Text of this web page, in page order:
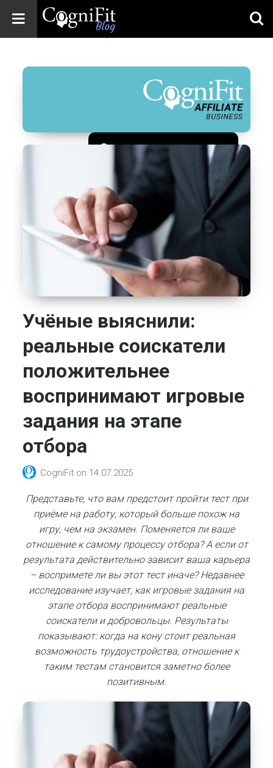
Blog: Brain
Wellness
Зарегистрироваться
Учёные выяснили:
реальные соискатели
положительнее
воспринимают игровые
задания на этапе
отбора
CogniFit on 14.07.2025
Представьте, что вам предстоит пройти тест при
приёме на работу, который больше похож на
игру, чем на экзамен. Поменяется ли ваше
отношение к самому процессу отбора? А если от
результата действительно зависит ваша карьера
– воспримете ли вы этот тест иначе? Недавнее
исследование изучает, как игровые задания на
этапе отбора воспринимают реальные
соискатели и добровольцы. Результаты
показывают: когда на кону стоит реальная
возможность трудоустройства, отношение к
таким тестам становится заметно более
позитивным.